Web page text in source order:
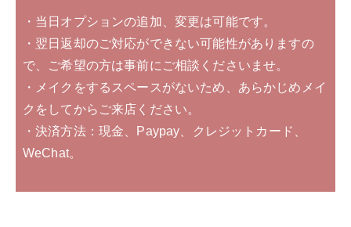
・当日オプションの追加、変更は可能です。
・翌日返却のご対応ができない可能性がありますの
で、ご希望の方は事前にご相談くださいませ。
・メイクをするスペースがないため、あらかじめメイ
クをしてからご来店ください。
・決済方法：現金、Paypay、クレジットカード、
WeChat。